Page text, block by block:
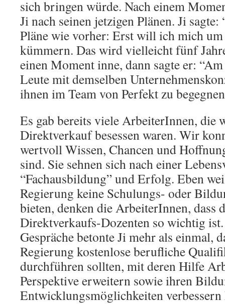
sich bringen würde. Nach einem
Ji nach seinen jetzigen Plänen. Ji sagte:
Pläne wie vorher: Erst will ich mich um
kümmern. Das wird vielleicht fünf
einen Moment inne, dann sagte er:
Leute mit demselben
ihnen im Team von Perfekt zu
Es gab bereits viele ArbeiterInnen, die
Direktverkauf besessen waren. Wir
wertvoll Wissen, Chancen und
sind. Sie sehnen sich nach einer
“Fachausbildung” und Erfolg. Eben
Regierung keine Schulungs- oder
bieten, denken die ArbeiterInnen, dass
Direktverkaufs-Dozenten so wichtig
Gespräche betonte Ji mehr als einmal,
Regierung kostenlose berufliche
durchführen sollten, mit deren Hilfe
Perspektive erweitern sowie ihren
Entwicklungsmöglichkeiten verbessern